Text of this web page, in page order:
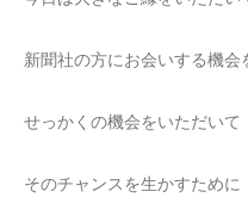
新聞社の方にお会いする機会
せっかくの機会をいただいて
そのチャンスを生かすために